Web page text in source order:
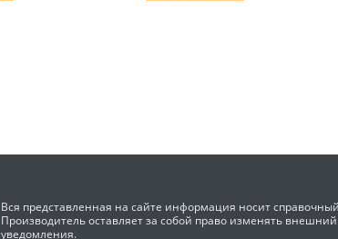
Вся представленная на сайте информация носит
Производитель оставляет за собой право изменять
уведомления.